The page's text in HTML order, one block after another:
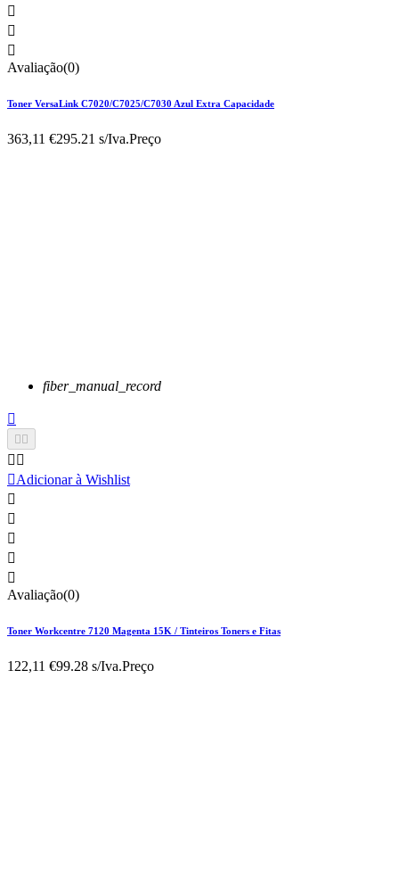



Avaliação(0)
Toner VersaLink C7020/C7025/C7030 Azul Extra Capacidade
363,11 €295.21 s/Iva.Preço
fiber_manual_record


 
Adicionar à Wishlist





Avaliação(0)
Toner Workcentre 7120 Magenta 15K / Tinteiros Toners e Fitas
122,11 €99.28 s/Iva.Preço